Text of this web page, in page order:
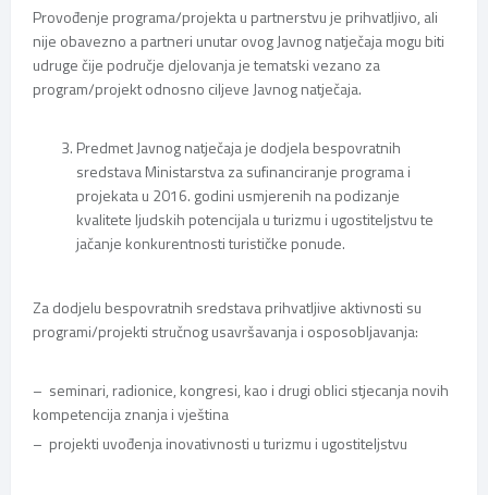
Provođenje programa/projekta u partnerstvu je prihvatljivo, ali
nije obavezno a partneri unutar ovog Javnog natječaja mogu biti
udruge čije područje djelovanja je tematski vezano za
program/projekt odnosno ciljeve Javnog natječaja.
Predmet Javnog natječaja je dodjela bespovratnih
sredstava Ministarstva za sufinanciranje programa i
projekata u 2016. godini usmjerenih na podizanje
kvalitete ljudskih potencijala u turizmu i ugostiteljstvu te
jačanje konkurentnosti turističke ponude.
Za dodjelu bespovratnih sredstava prihvatljive aktivnosti su
programi/projekti stručnog usavršavanja i osposobljavanja:
– seminari, radionice, kongresi, kao i drugi oblici stjecanja novih
kompetencija znanja i vještina
– projekti uvođenja inovativnosti u turizmu i ugostiteljstvu